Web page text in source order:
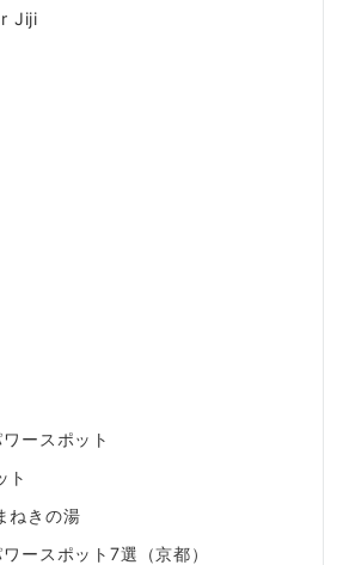
Jiji
ースポット
ト
ねきの湯
ースポット7選（京都）